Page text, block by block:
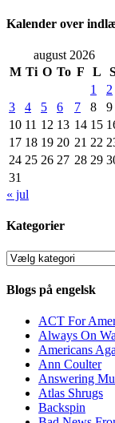
Kalender over
august 2026
M Ti O To F L
1
2
3
4 5 6 7 8
9
10 11 12 13 14 15
17 18 19 20 21 22
24 25 26 27 28 29
31
« jul
Kategorier
Kategorier
Blogs på engelsk
ACT For
Always On
Americans
Ann Coulter
Answering
Atlas Shrugs
Backspin